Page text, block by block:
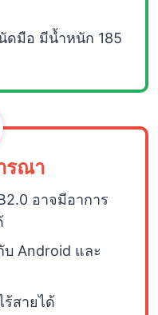
ดมือ มีน้ำหนัก 185
รณา
อาจมีอาการ
บ Android และ
ร้สายได้